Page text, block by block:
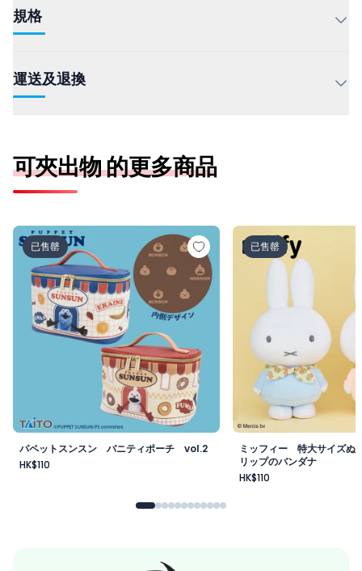
規格
運送及退換
可夾出物 的更多商品
パペットスンスン バニティポーチ vol.2
已售罄
パペットスンスン バニティポーチ vol.2
HK$110
ミッフィー 特大サ
已售罄
ミッフィー 特大サイズぬ
リップのバンダナ
HK$110